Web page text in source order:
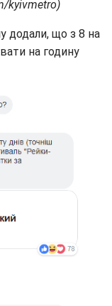
kyivmetro)
додали, що з 8 на
на годину